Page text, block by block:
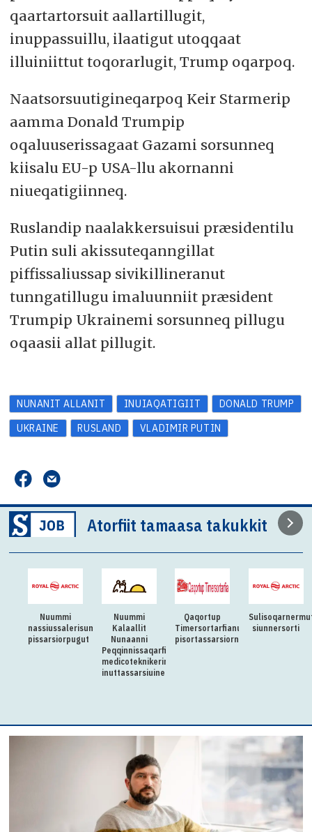
qaartartorsuit aallartillugit,
inuppassuillu, ilaatigut utoqqaat
illuiniittut toqorarlugit, Trump oqarpoq.
Naatsorsuutigineqarpoq Keir Starmerip
aamma Donald Trumpip
oqaluuserissagaat Gazami sorsunneq
kiisalu EU-p USA-llu akornanni
niueqatigiinneq.
Ruslandip naalakkersuisui præsidentilu
Putin suli akissuteqanngillat
piffissaliussap sivikillineranut
tunngatillugu imaluunniit præsident
Trumpip Ukrainemi sorsunneq pillugu
oqaasii allat pillugit.
NUNANIT ALLANIT INUIAQATIGIIT
DONALD TRUMP
UKRAINE
RUSLAND VLADIMIR PUTIN
Atorfiit tamaasa takukkit
Nuummi
nassiussalerisumik
pissarsiorpugut
Nuummi
Kalaallit
Nunaanni
Peqqinnissaqarfimmut
medicoteknikerimik
inuttassarsiuineq
Qaqortup
Timersortarfianut
pisortassarsiorneq
siunnersorti